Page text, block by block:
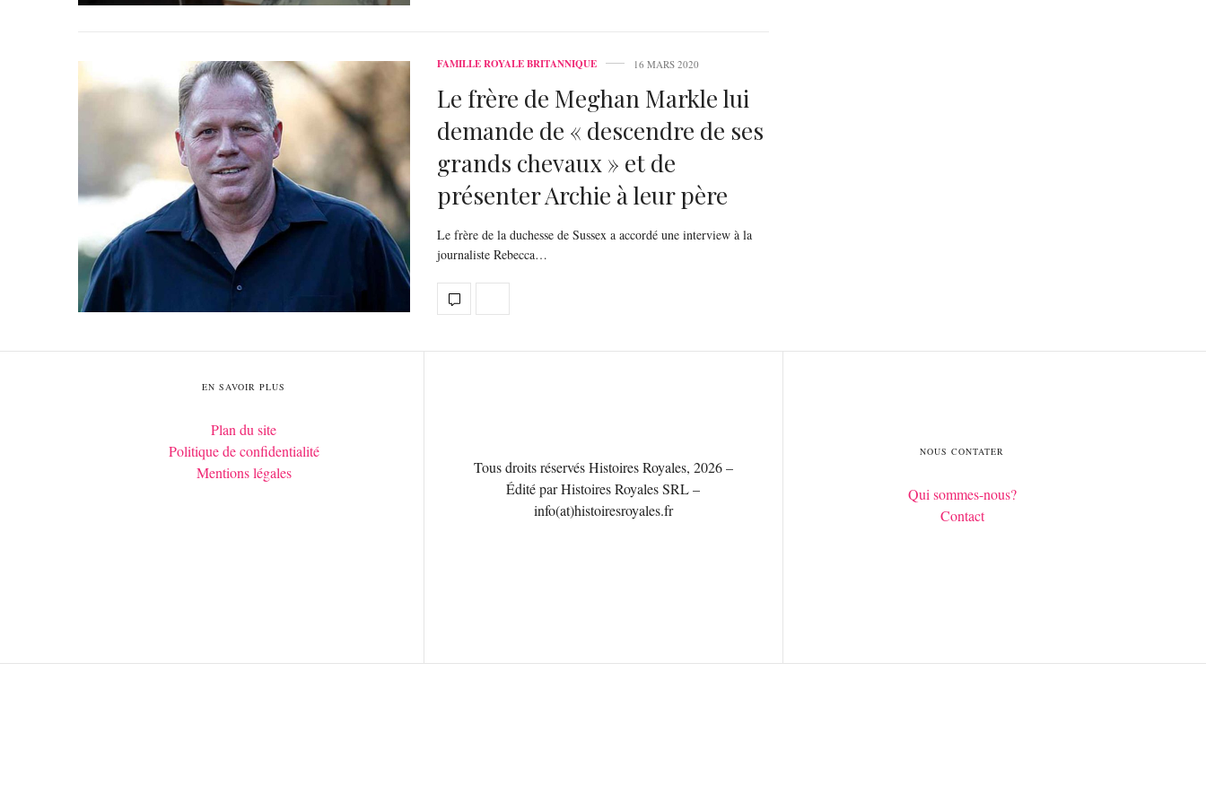
FAMILLE ROYALE BRITANNIQUE 16 MARS 2020
Le frère de Meghan Markle lui
demande de « descendre de ses
grands chevaux » et de
présenter Archie à leur père
Le frère de la duchesse de Sussex a accordé une interview à la
journaliste Rebecca…
EN SAVOIR PLUS
Plan du site
Politique de confidentialité
Mentions légales
Tous droits réservés Histoires Royales, 2026 –
Édité par Histoires Royales SRL –
info(at)histoiresroyales.fr
NOUS CONTATER
Qui sommes-nous?
Contact